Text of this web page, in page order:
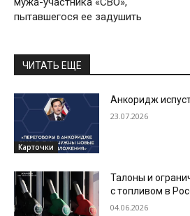
пытавшегося ее задушить
ЧИТАТЬ ЕЩЕ
Карточки
Анкоридж
23.07.2026
Талоны и
с топливом в
04.06.2026